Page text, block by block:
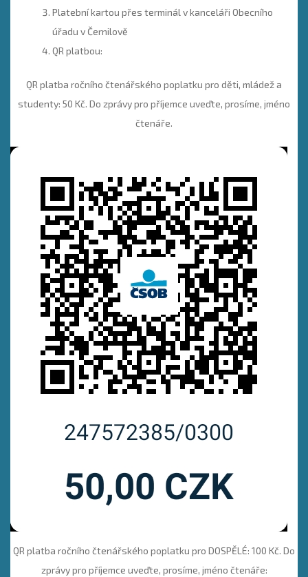
Platební kartou přes terminál v kanceláři Obecního
úřadu v Černilově
QR platbou:
QR platba ročního čtenářského poplatku pro děti, mládež a
studenty: 50 Kč. Do zprávy pro příjemce uveďte, prosíme, jméno
čtenáře.
QR platba ročního čtenářského poplatku pro DOSPĚLÉ: 100 Kč. Do
zprávy pro příjemce uveďte, prosíme, jméno čtenáře: